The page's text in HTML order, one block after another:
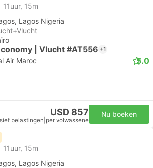
11uur, 15m
Lagos Nigeria
| Vlucht #AT556 +1
Air Maroc 5.0
USD 857
belastingen per volwassene
Nu boeken
11uur, 15m
Lagos Nigeria